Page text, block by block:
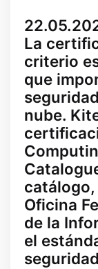
La
criterio
que
nube.
Oficina
de la
el